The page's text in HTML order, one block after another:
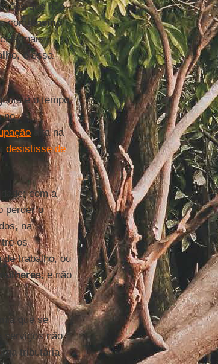
que não
comensino
mais
o, e essa
é o tempo
no
alta na
desistisse de
com a
perder o
na
os
de trabalho, ou
; e não
que se
serviços não
tributária